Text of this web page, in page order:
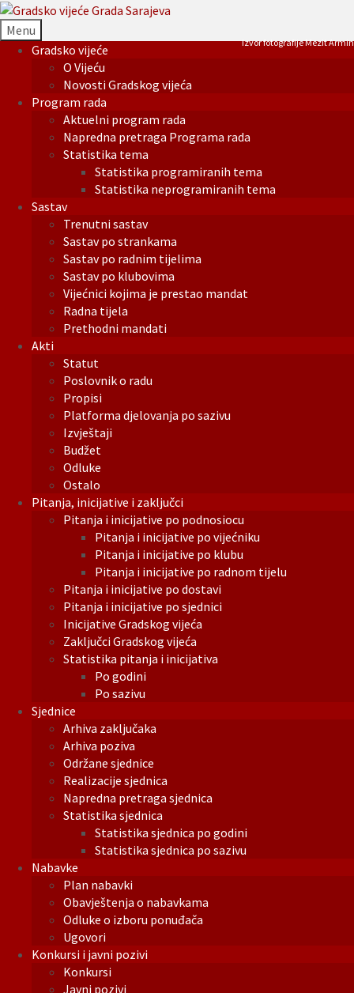
Menu
Gradsko vijeće
O Vijeću
Novosti Gradskog vijeća
Program rada
Aktuelni program rada
Napredna pretraga Programa rada
Statistika tema
Statistika programiranih tema
Statistika neprogramiranih tema
Sastav
Trenutni sastav
Sastav po strankama
Sastav po radnim tijelima
Sastav po klubovima
Vijećnici kojima je prestao mandat
Radna tijela
Prethodni mandati
Akti
Statut
Poslovnik o radu
Propisi
Platforma djelovanja po sazivu
Izvještaji
Budžet
Odluke
Ostalo
Pitanja, inicijative i zaključci
Pitanja i inicijative po podnosiocu
Pitanja i inicijative po vijećniku
Pitanja i inicijative po klubu
Pitanja i inicijative po radnom tijelu
Pitanja i inicijative po dostavi
Pitanja i inicijative po sjednici
Inicijative Gradskog vijeća
Zaključci Gradskog vijeća
Statistika pitanja i inicijativa
Po godini
Po sazivu
Sjednice
Arhiva zaključaka
Arhiva poziva
Održane sjednice
Realizacije sjednica
Napredna pretraga sjednica
Statistika sjednica
Statistika sjednica po godini
Statistika sjednica po sazivu
Nabavke
Plan nabavki
Obavještenja o nabavkama
Odluke o izboru ponuđača
Ugovori
Konkursi i javni pozivi
Konkursi
Javni pozivi
Izvor fotografije Mezit Armin